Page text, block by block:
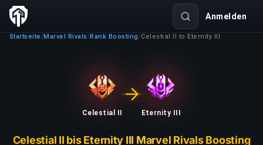
Anmelden
Startseite /Marvel Rivals /Rank Boosting /Celestial II to Eternity III
Celestial II Eternity III
Celestial II bis Eternity III Marvel Rivals Boosting